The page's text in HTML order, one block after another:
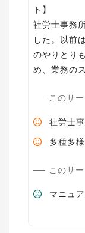
ト】
社労士事務
した。以前
のやりとり
め、業務の
このサ
社労士
多種多
このサ
マニュ